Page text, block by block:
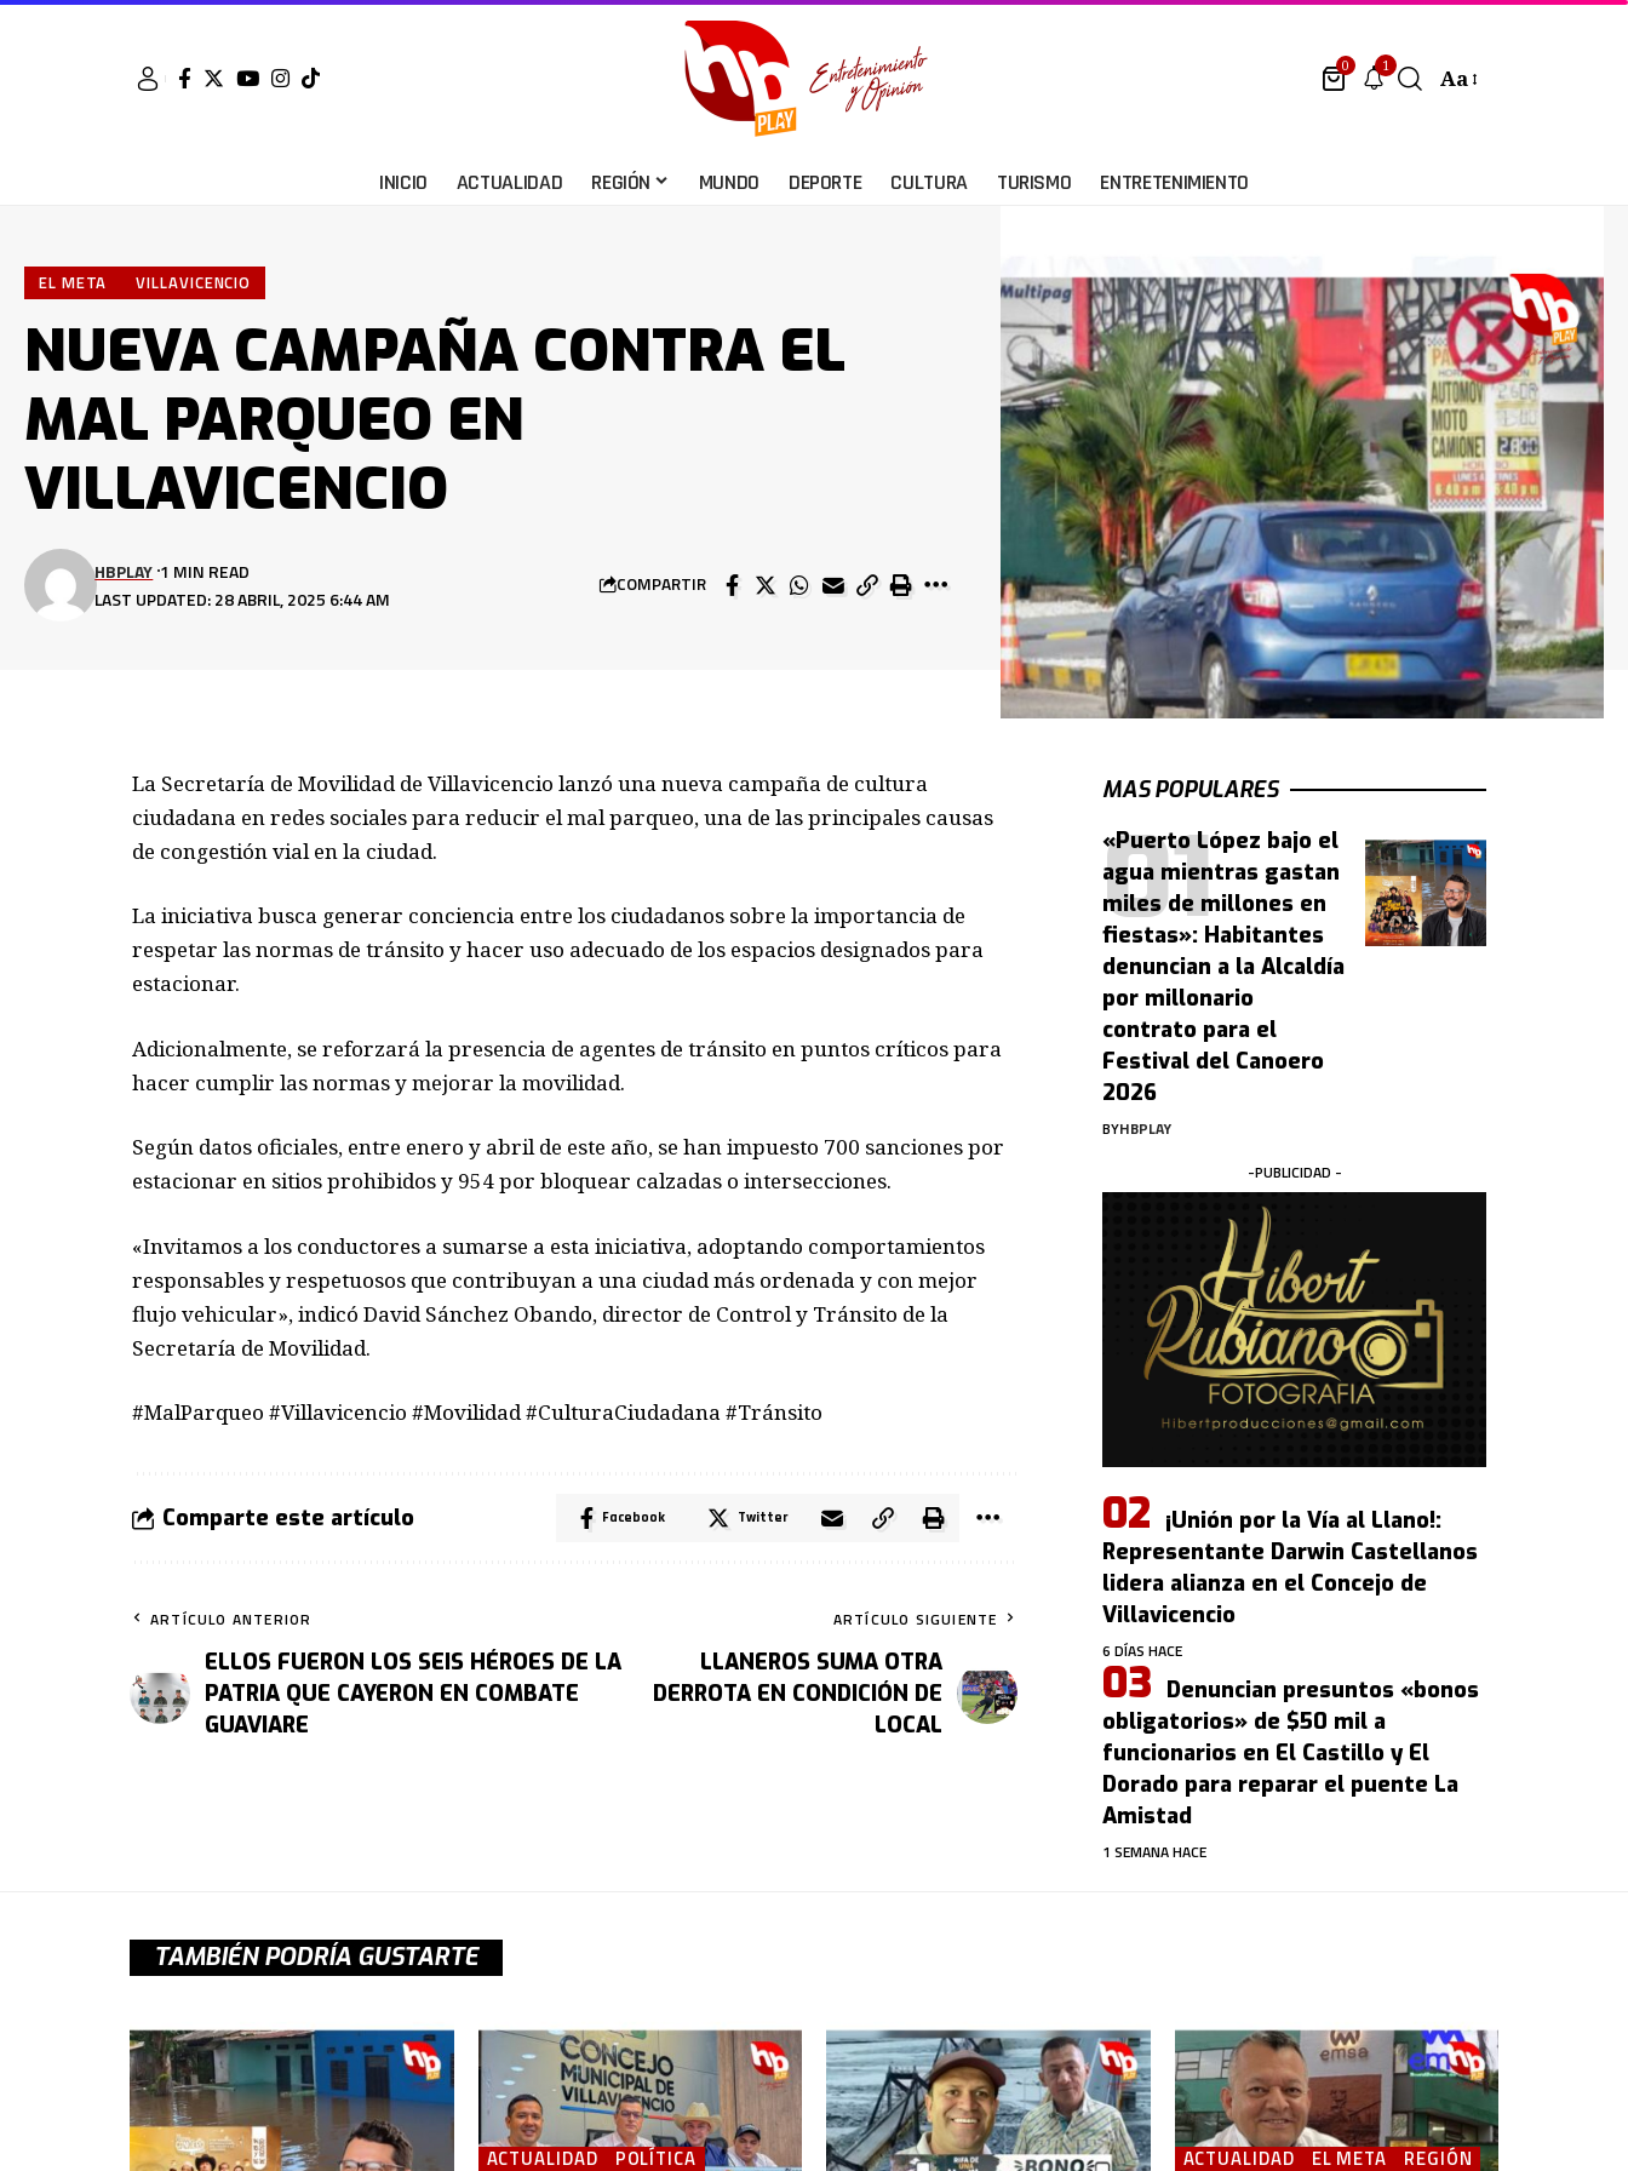
0 1 Aa
INICIO ACTUALIDAD REGIÓN MUNDO DEPORTE CULTURA TURISMO ENTRETENIMIENTO
EL META VILLAVICENCIO
NUEVA CAMPAÑA CONTRA EL
MAL PARQUEO EN
VILLAVICENCIO
LAST UPDATED: 28 ABRIL, 2025 6:44 AM
HBPLAY 1 MIN READ
COMPARTIR
La Secretaría de Movilidad de Villavicencio lanzó una nueva campaña de cultura
ciudadana en redes sociales para reducir el mal parqueo, una de las principales causas
de congestión vial en la ciudad.
La iniciativa busca generar conciencia entre los ciudadanos sobre la importancia de
respetar las normas de tránsito y hacer uso adecuado de los espacios designados para
estacionar.
Adicionalmente, se reforzará la presencia de agentes de tránsito en puntos críticos para
hacer cumplir las normas y mejorar la movilidad.
Según datos oficiales, entre enero y abril de este año, se han impuesto 700 sanciones por
estacionar en sitios prohibidos y 954 por bloquear calzadas o intersecciones.
«Invitamos a los conductores a sumarse a esta iniciativa, adoptando comportamientos
responsables y respetuosos que contribuyan a una ciudad más ordenada y con mejor
flujo vehicular», indicó David Sánchez Obando, director de Control y Tránsito de la
Secretaría de Movilidad.
#MalParqueo #Villavicencio #Movilidad #CulturaCiudadana #Tránsito
Comparte este artículo Facebook Twitter
ARTÍCULO ANTERIOR
ELLOS FUERON LOS SEIS HÉROES DE LA
PATRIA QUE CAYERON EN COMBATE
GUAVIARE
ARTÍCULO SIGUIENTE
LLANEROS SUMA OTRA
DERROTA EN CONDICIÓN DE
LOCAL
MAS POPULARES
«Puerto López bajo el
agua mientras gastan
miles de millones en
fiestas»: Habitantes
denuncian a la Alcaldía
por millonario
contrato para el
Festival del Canoero
2026
BYHBPLAY
-PUBLICIDAD -
¡Unión por la Vía al Llano!:
Representante Darwin Castellanos
lidera alianza en el Concejo de
Villavicencio
6 DÍAS HACE
Denuncian presuntos «bonos
obligatorios» de $50 mil a
funcionarios en El Castillo y El
Dorado para reparar el puente La
Amistad
1 SEMANA HACE
TAMBIÉN PODRÍA GUSTARTE
ACTUALIDAD
POLÍTICA
ACTUALIDAD EL META
REGIÓN